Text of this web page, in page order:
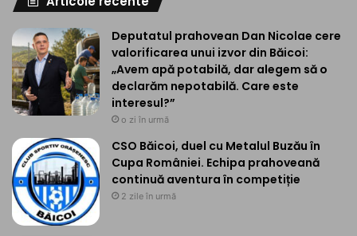
Deputatul prahovean Dan Nicolae cere
valorificarea unui izvor din Băicoi:
„Avem apă potabilă, dar alegem să o
declarăm nepotabilă. Care este
interesul?”
o zi în urmă
CSO Băicoi, duel cu Metalul Buzău în
Cupa României. Echipa prahoveană
continuă aventura în competiție
2 zile în urmă